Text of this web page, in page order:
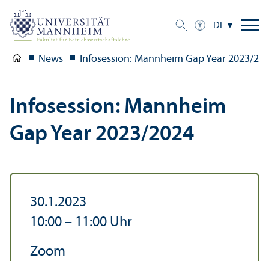
DE
News Infosession: Mannheim Gap Year 2023/
Infosession: Mannheim
Gap Year 2023/2024
30.1.2023
10:00 – 11:00 Uhr
Zoom